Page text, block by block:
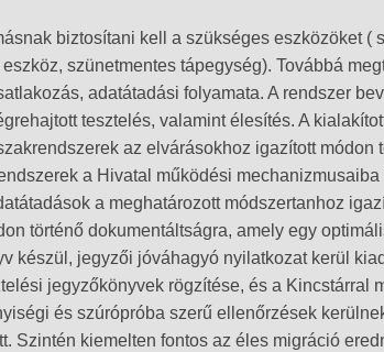
biztosítani kell a szükséges eszközöket (
szünetmentes tápegység). Továbbá
adatátadási folyamata. A rendszer
tesztelés, valamint élesítés. A
az elvárásokhoz igazított módon
a Hivatal működési
a meghatározott módszertanhoz
történő dokumentáltságra, amely egy
készül, jegyzői jóváhagyó nyilatkozat kerül
jegyzőkönyvek rögzítése, és a Kincstárral
és szúrópróba szerű ellenőrzések
Szintén kiemelten fontos az éles migráció